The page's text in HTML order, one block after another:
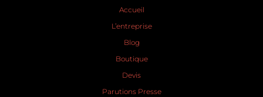
Accueil
L’entreprise
Blog
Boutique
Devis
Parutions Presse